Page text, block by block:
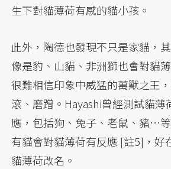
生下對貓薄荷有感的貓小孩。
此外，陶德也發現不只是家貓，
像是豹、山貓、非洲獅也會對貓
很難相信印象中威猛的萬獸之王
滾、磨蹭。Hayashi曾經測試貓薄
應，包括狗、兔子、老鼠、豬…
有貓會對貓薄荷有反應 [註5]，好
貓薄荷改名。